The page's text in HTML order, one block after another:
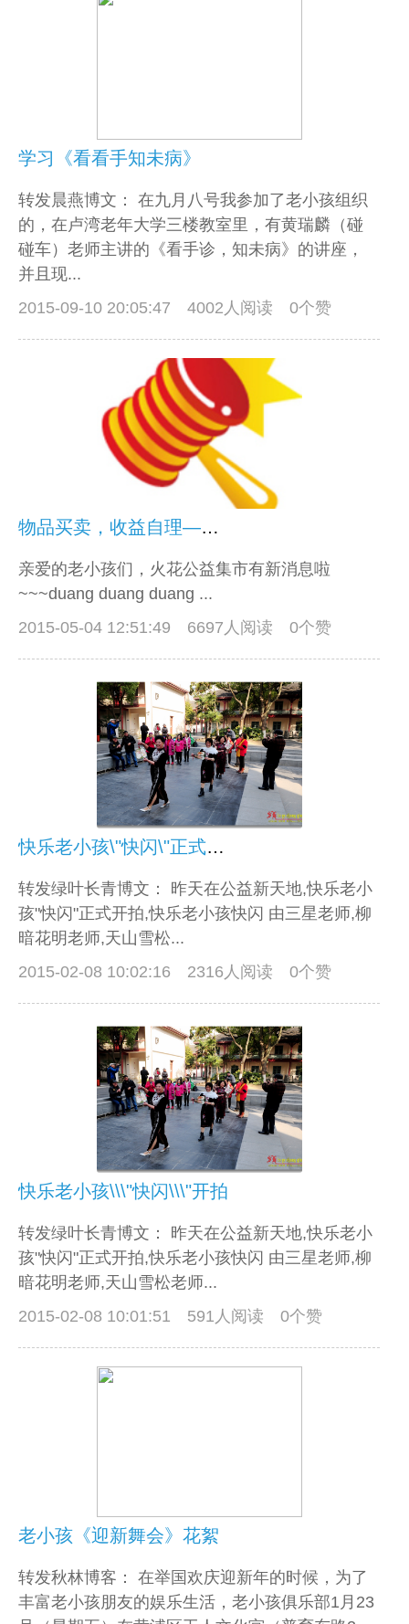
学习《看看手知未病》
转发晨燕博文： 在九月八号我参加了老小孩组织
的，在卢湾老年大学三楼教室里，有黄瑞麟（碰
碰车）老师主讲的《看手诊，知未病》的讲座，
并且现...
2015-09-10 20:05:47
4002人阅读 0个赞
物品买卖，收益自理—火花公益集市新爆点（一）
亲爱的老小孩们，火花公益集市有新消息啦
~~~duang duang duang ...
2015-05-04 12:51:49
6697人阅读 0个赞
快乐老小孩\"快闪\"正式开拍
转发绿叶长青博文： 昨天在公益新天地,快乐老小
孩"快闪"正式开拍,快乐老小孩快闪 由三星老师,柳
暗花明老师,天山雪松...
2015-02-08 10:02:16
2316人阅读 0个赞
快乐老小孩\\\"快闪\\\"开拍
转发绿叶长青博文： 昨天在公益新天地,快乐老小
孩"快闪"正式开拍,快乐老小孩快闪 由三星老师,柳
暗花明老师,天山雪松老师...
2015-02-08 10:01:51
591人阅读 0个赞
老小孩《迎新舞会》花絮
转发秋林博客： 在举国欢庆迎新年的时候，为了
丰富老小孩朋友的娱乐生活，老小孩俱乐部1月23